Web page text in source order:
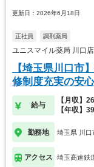
更新日：2026年6月18日
正社員 調剤薬局
ユニスマイル薬局 川口
【埼玉県川口市
修制度充実の安
給与
【月収】
【年収】
勤務地 埼玉県 川口
アクセス 埼玉高速鉄